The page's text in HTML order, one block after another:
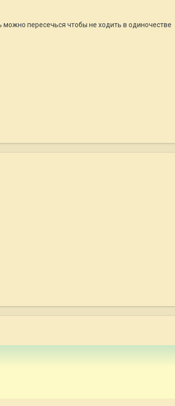
можно пересечься чтобы не ходить в одиночестве